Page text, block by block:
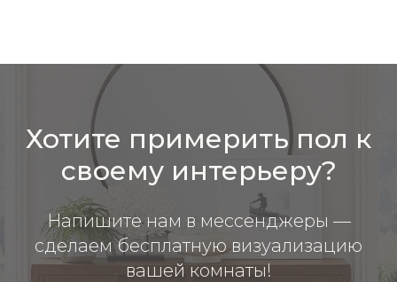
Хотите примерить пол к
своему интерьеру?
Напишите нам в мессенджеры —
сделаем бесплатную визуализацию
вашей комнаты!